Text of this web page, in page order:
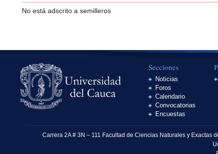
No está adscrito a semilleros
Secciones
Noticias
Foros
Calendario
Convocatorias
Encuestas
Carrera 2A # 3N – 111 Facultad de Ciencias Naturales y